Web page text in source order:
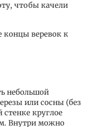
чтобы качели
концы веревок к
небольшой
или сосны (без
стенке круглое
Внутри можно